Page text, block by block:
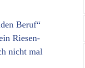
Beruf“
Riesen-
nicht mal